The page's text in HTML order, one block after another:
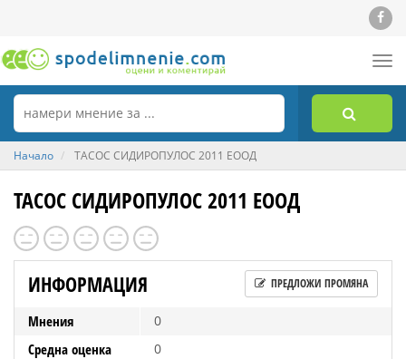
Начало ТАСОС СИДИРОПУЛОС 2011 ЕООД
ТАСОС СИДИРОПУЛОС 2011 ЕООД
ИНФОРМАЦИЯ ПРЕДЛОЖИ ПРОМЯНА
Мнения 0
Средна оценка 0